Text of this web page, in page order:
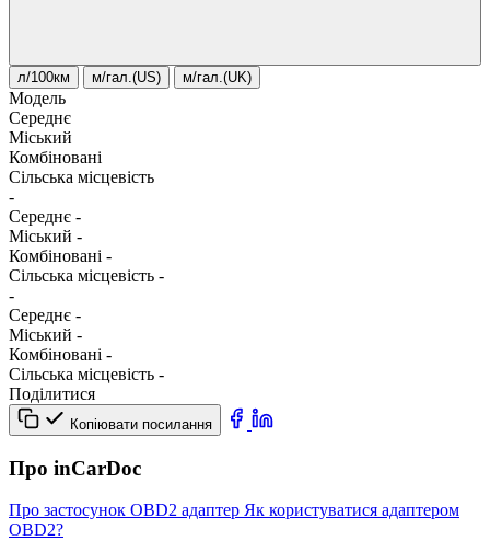
л/100км м/гал.(US) м/гал.(UK)
Модель
Середнє
Міський
Комбіновані
Сільська місцевість
-
Середнє -
Міський -
Комбіновані -
Сільська місцевість -
-
Середнє -
Міський -
Комбіновані -
Сільська місцевість -
Поділитися
Копіювати посилання
Про inCarDoc
Про застосунок OBD2 адаптер Як користуватися адаптером
OBD2?